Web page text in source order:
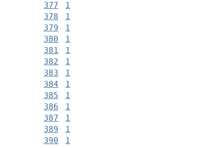
377
1
378
1
379
1
380
1
381
1
382
1
383
1
384
1
385
1
386
1
387
1
389
1
390
1